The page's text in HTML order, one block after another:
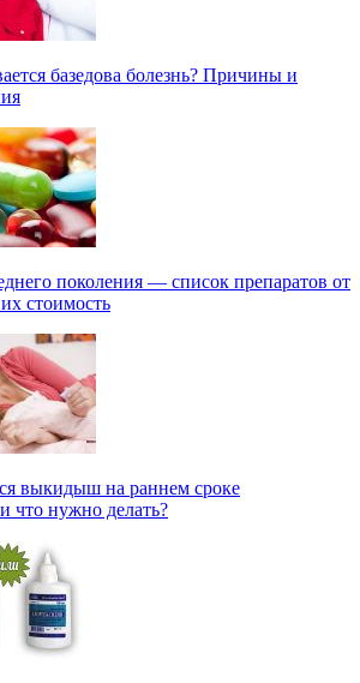
базедова болезнь? Причины и
поколения — список препаратов от
стоимость
выкидыш на раннем сроке
что нужно делать?